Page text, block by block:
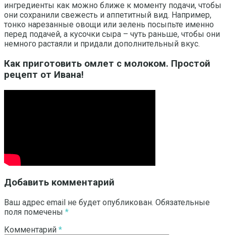
ингредиенты как можно ближе к моменту подачи, чтобы
они сохранили свежесть и аппетитный вид. Например,
тонко нарезанные овощи или зелень посыпьте именно
перед подачей, а кусочки сыра – чуть раньше, чтобы они
немного растаяли и придали дополнительный вкус.
Как приготовить омлет с молоком. Простой
рецепт от Ивана!
Добавить комментарий
Ваш адрес email не будет опубликован. Обязательные
поля помечены *
Комментарий *